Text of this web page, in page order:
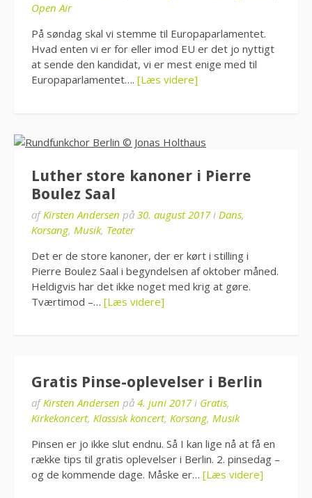
Open Air
På søndag skal vi stemme til Europaparlamentet.
Hvad enten vi er for eller imod EU er det jo nyttigt
at sende den kandidat, vi er mest enige med til
Europaparlamentet…. [Læs videre]
Luther store kanoner i Pierre
Boulez Saal
afKirsten Andersen på 30. august 2017i Dans,
Korsang, Musik, Teater
Det er de store kanoner, der er kørt i stilling i
Pierre Boulez Saal i begyndelsen af oktober måned.
Heldigvis har det ikke noget med krig at gøre.
Tværtimod –… [Læs videre]
Gratis Pinse-oplevelser i Berlin
afKirsten Andersen på 4. juni 2017i Gratis,
Kirkekoncert, Klassisk koncert, Korsang, Musik
Pinsen er jo ikke slut endnu. Så I kan lige nå at få en
række tips til gratis oplevelser i Berlin. 2. pinsedag –
og de kommende dage. Måske er… [Læs videre]